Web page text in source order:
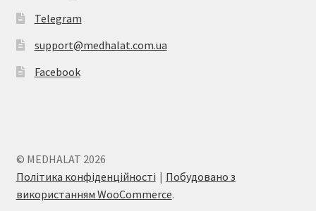
Telegram
support@medhalat.com.ua
Facebook
© MEDHALAT 2026
Політика конфіденційності
Побудовано з
використанням WooCommerce.
Ми на зв'язку!